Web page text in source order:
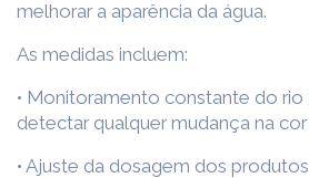
melhorar a aparência da água.
As medidas incluem:
• Monitoramento constante do rio
detectar qualquer mudança na cor
• Ajuste da dosagem dos